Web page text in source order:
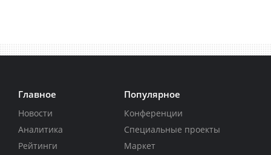
Главное
Новости
Аналитика
Рейтинги
Популярное
Конференции
Специальные проекты
Маркет